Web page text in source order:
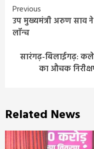
Continue
Reading
Previous
उप मुख्यमंत्री अरुण साव
लॉन्च
सारंगढ़-बिलाईगढ़:
का औचक
Related News